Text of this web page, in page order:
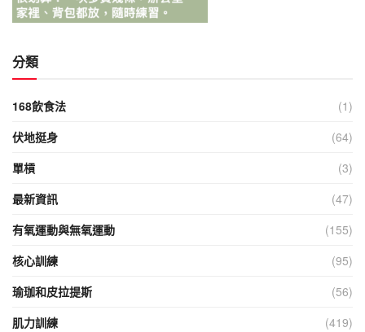
分類
168飲食法
(1)
伏地挺身
(64)
單槓
(3)
最新資訊
(47)
有氧運動與無氧運動
(155)
核心訓練
(95)
瑜珈和皮拉提斯
(56)
肌力訓練
(419)